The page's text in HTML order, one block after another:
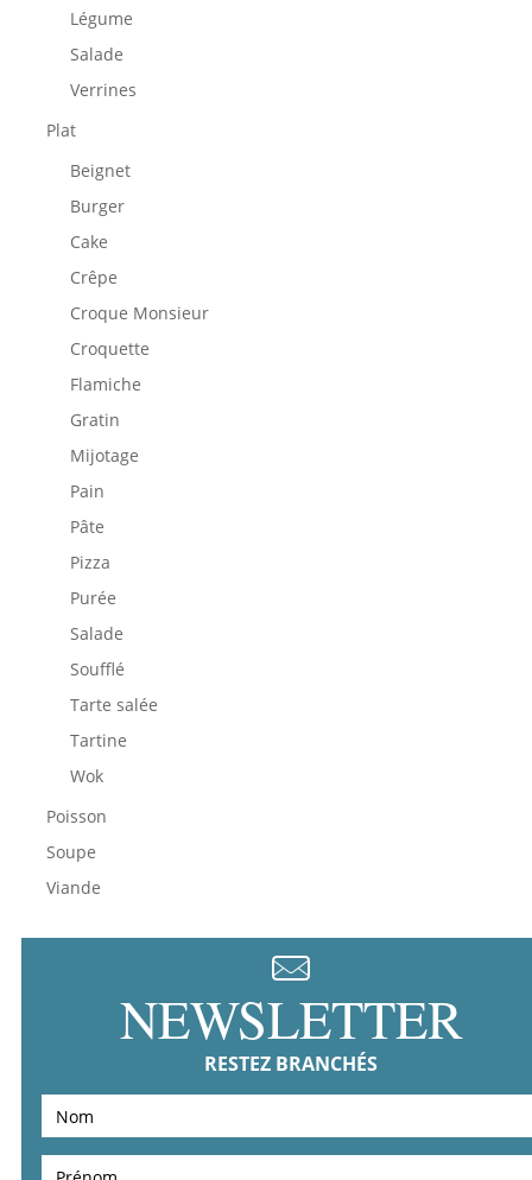
Légume
Salade
Verrines
Plat
Beignet
Burger
Cake
Crêpe
Croque Monsieur
Croquette
Flamiche
Gratin
Mijotage
Pain
Pâte
Pizza
Purée
Salade
Soufflé
Tarte salée
Tartine
Wok
Poisson
Soupe
Viande
NEWSLETTER
RESTEZ BRANCHÉS